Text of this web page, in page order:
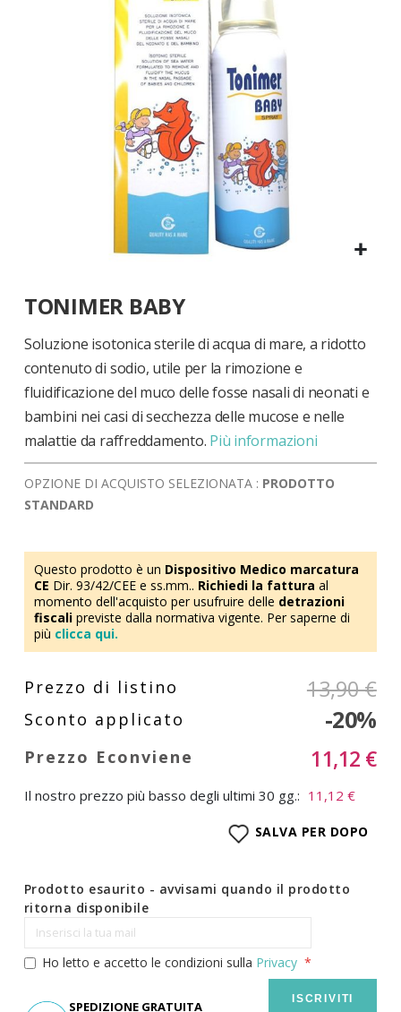
all'inizio
galleria
immagini
TONIMER BABY
Soluzione isotonica sterile di acqua di mare, a ridotto
contenuto di sodio, utile per la rimozione e
fluidificazione del muco delle fosse nasali di neonati e
bambini nei casi di secchezza delle mucose e nelle
malattie da raffreddamento. Più informazioni
OPZIONE DI ACQUISTO SELEZIONATA : PRODOTTO
STANDARD
Questo prodotto è un Dispositivo Medico marcatura
CE Dir. 93/42/CEE e ss.mm.. Richiedi la fattura al
momento dell'acquisto per usufruire delle detrazioni
fiscalipreviste dalla normativa vigente. Per saperne di
più clicca qui.
13,90 €
-20%
11,12 €
Il nostro prezzo più basso degli ultimi 30 gg.: 11,12 €
SALVA PER DOPO
Prodotto esaurito - avvisami quando il prodotto
ritorna disponibile
Ho letto e accetto le condizioni sulla Privacy
ISCRIVITI
SPEDIZIONE GRATUITA